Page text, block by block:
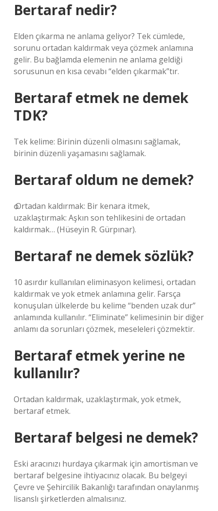
Bertaraf nedir?
Elden çıkarma ne anlama geliyor? Tek cümlede,
sorunu ortadan kaldırmak veya çözmek anlamına
gelir. Bu bağlamda elemenin ne anlama geldiği
sorusunun en kısa cevabı “elden çıkarmak”tır.
Bertaraf etmek ne demek
TDK?
Tek kelime: Birinin düzenli olmasını sağlamak,
birinin düzenli yaşamasını sağlamak.
Bertaraf oldum ne demek?
ѻ Ortadan kaldırmak: Bir kenara itmek,
uzaklaştırmak: Aşkın son tehlikesini de ortadan
kaldırmak… (Hüseyin R. Gürpınar).
Bertaraf ne demek sözlük?
10 asırdır kullanılan eliminasyon kelimesi, ortadan
kaldırmak ve yok etmek anlamına gelir. Farsça
konuşulan ülkelerde bu kelime “benden uzak dur”
anlamında kullanılır. “Eliminate” kelimesinin bir diğer
anlamı da sorunları çözmek, meseleleri çözmektir.
Bertaraf etmek yerine ne
kullanılır?
Ortadan kaldırmak, uzaklaştırmak, yok etmek,
bertaraf etmek.
Bertaraf belgesi ne demek?
Eski aracınızı hurdaya çıkarmak için amortisman ve
bertaraf belgesine ihtiyacınız olacak. Bu belgeyi
Çevre ve Şehircilik Bakanlığı tarafından onaylanmış
lisanslı şirketlerden almalısınız.